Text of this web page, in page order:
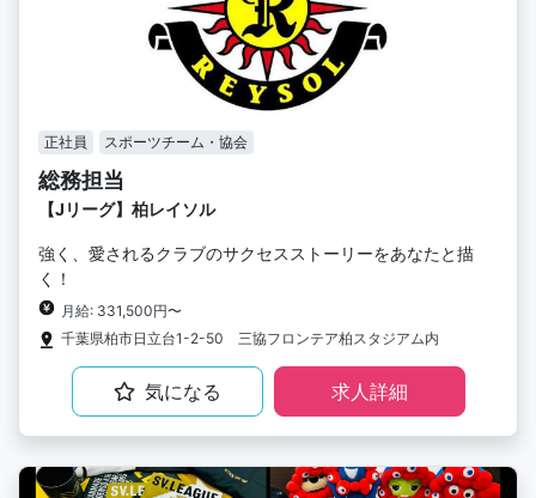
正社員 スポーツチーム・協会
総務担当
【Jリーグ】柏レイソル
強く、愛されるクラブのサクセスストーリーをあなたと描
く！
月給: 331,500円〜
千葉県柏市日立台1-2-50 三協フロンテア柏スタジアム内
気になる 求人詳細